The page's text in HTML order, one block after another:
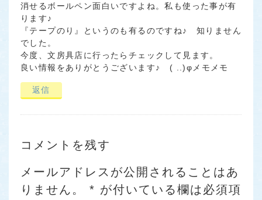
消せるボールペン面白いですよね。私も使った事が有
ります♪
『テープのり』というのも有るのですね♪ 知りません
でした。
今度、文房具店に行ったらチェックして見ます。
良い情報をありがとうございます♪ ( ..)φメモメモ
返信
コメントを残す
メールアドレスが公開されることはあ
りません。
* が付いている欄は必須項